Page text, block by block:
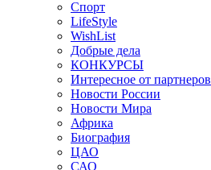
Спорт
LifeStyle
WishList
Добрые дела
КОНКУРСЫ
Интересное от партнеров
Новости России
Новости Мира
Африка
Биография
ЦАО
САО